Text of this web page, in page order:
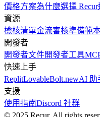
價格方案為什麼選擇 Recur
資源
檢核清單金流審核準備範
開發者
開發者文件開發者工具
快速上手
ReplitLovableBolt.newAI 助
支援
使用指南Discord 社群